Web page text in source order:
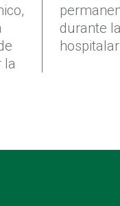
la
durante